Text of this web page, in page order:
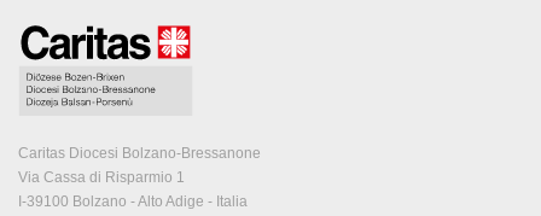
Caritas Diocesi Bolzano-Bressanone
Via Cassa di Risparmio 1
I-39100 Bolzano - Alto Adige - Italia